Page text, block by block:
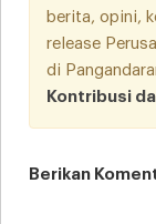
berita, opini,
release
di
Kontribusi
Berikan